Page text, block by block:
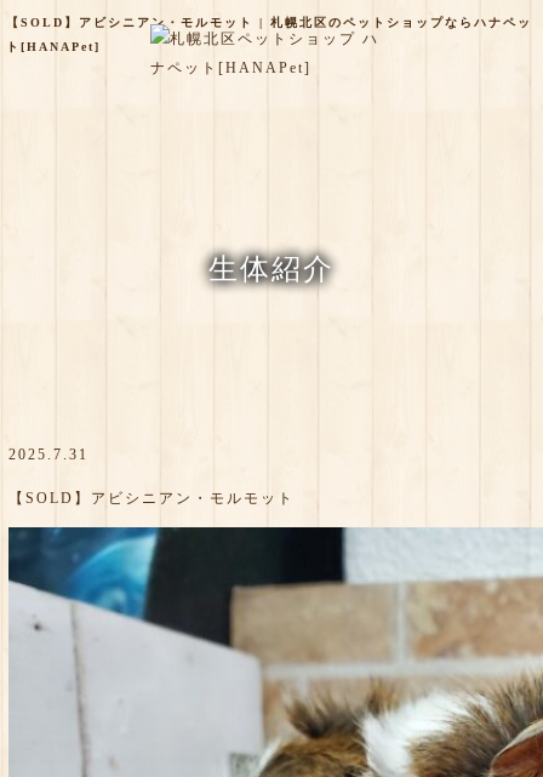
【SOLD】アビシニアン・モルモット | 札幌北区のペットショップならハナペッ
ト[HANAPet]
生体紹介
2025.7.31
【SOLD】アビシニアン・モルモット